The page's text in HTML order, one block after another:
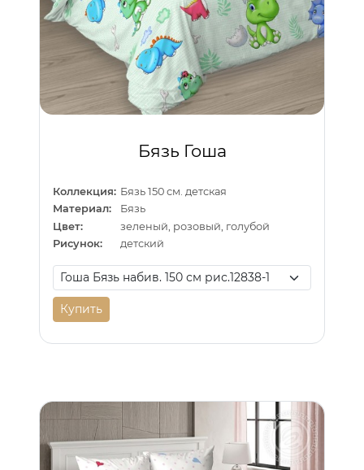
Бязь Гоша
Коллекция: Бязь 150 см. детская
Материал:
Бязь
Цвет:
зеленый, розовый, голубой
Рисунок:
детский
Купить